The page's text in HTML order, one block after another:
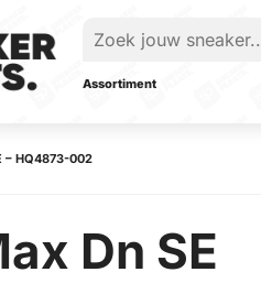
Assortiment
– HQ4873-002
Dn SE